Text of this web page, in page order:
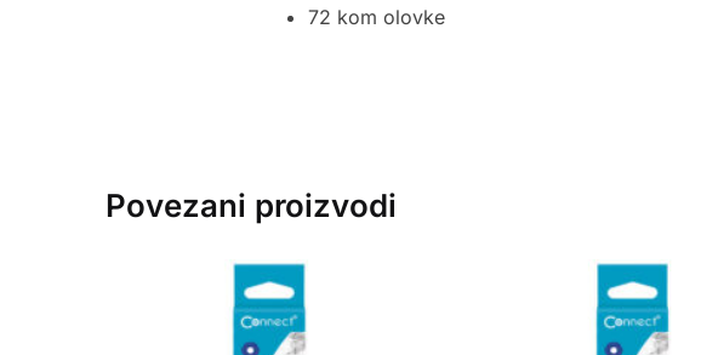
72 kom olovke
Povezani proizvodi